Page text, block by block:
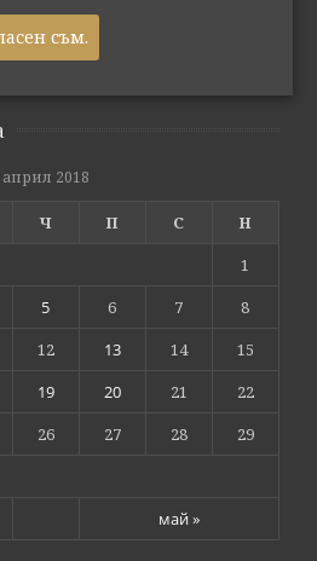
ЧЕРВЕНО МЕСО
(5)
април 2018
Ч П С Н
май »
1
5 6 7
8
12 13 14
15
19 20 21
22
26 27 28
29
съм.